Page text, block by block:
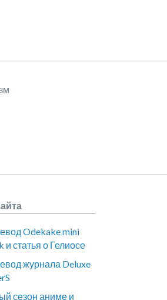
Odekake mini
и статья о Гелиосе
журнала Deluxe
сезон аниме и